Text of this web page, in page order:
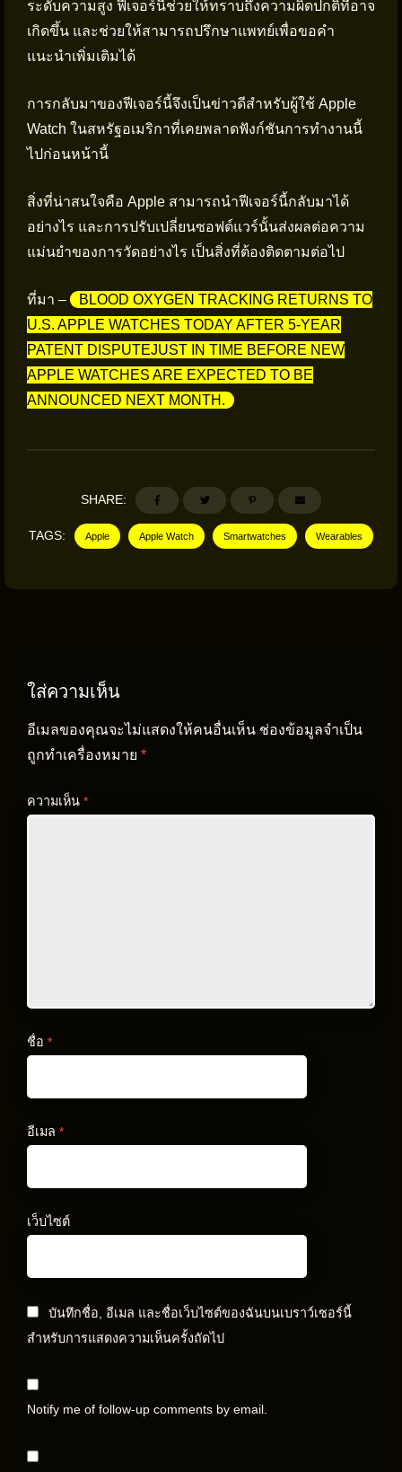
ระดับความสูง ฟีเจอร์นี้ช่วยให้ทราบถึงความผิดปกติที่อาจ
เกิดขึ้น และช่วยให้สามารถปรึกษาแพทย์เพื่อขอคำ
แนะนำเพิ่มเติมได้
การกลับมาของฟีเจอร์นี้จึงเป็นข่าวดีสำหรับผู้ใช้ Apple
Watch ในสหรัฐอเมริกาที่เคยพลาดฟังก์ชันการทำงานนี้
ไปก่อนหน้านี้
สิ่งที่น่าสนใจคือ Apple สามารถนำฟีเจอร์นี้กลับมาได้
อย่างไร และการปรับเปลี่ยนซอฟต์แวร์นั้นส่งผลต่อความ
แม่นยำของการวัดอย่างไร เป็นสิ่งที่ต้องติดตามต่อไป
ที่มา –
BLOOD OXYGEN TRACKING RETURNS TO
U.S. APPLE WATCHES TODAY AFTER 5-YEAR
PATENT DISPUTEJUST IN TIME BEFORE NEW
APPLE WATCHES ARE EXPECTED TO BE
ANNOUNCED NEXT MONTH.
SHARE:
TAGS: Apple Apple Watch Smartwatches Wearables
ใส่ความเห็น
อีเมลของคุณจะไม่แสดงให้คนอื่นเห็น ช่องข้อมูลจำเป็น
ถูกทำเครื่องหมาย *
ความเห็น *
ชื่อ *
อีเมล *
เว็บไซต์
บันทึกชื่อ, อีเมล และชื่อเว็บไซต์ของฉันบนเบราว์เซอร์นี้
สำหรับการแสดงความเห็นครั้งถัดไป
Notify me of follow-up comments by email.